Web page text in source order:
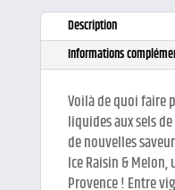
Description
Informations
Voilà de quoi faire
liquides aux sels
de nouvelles
Ice Raisin &
Provence ! Entre